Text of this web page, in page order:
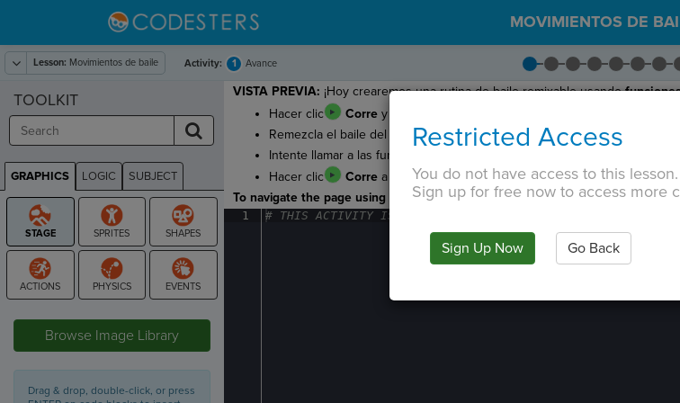
MOVIMIENTOS DE
Lesson: Movimientos de baile Activity: 1 Avance
VISTA PREVIA: ¡Hoy crearemos una rutina de baile remixable usando
Hacer clic
Correy mira cómo baila el gatito.
Remezcla el baile del gatito cambiando las líneas que llaman a las
Intente llamar a las funciones en un orden diferente o llame a algunas
Hacer clic
Correa ver tu remix. Luego haga clic Enviary
To navigate the page using the TAB key, first press ESC to exit the code editor.
1 #· THIS ·ACTIVITY· IS
TOOLKIT
GRAPHICS LOGIC SUBJECT
GRAPHICS
Browse Image Library
Drag & drop, double-click, or press
Restricted Access
You do not have access to this lesson.
Sign up for free now to access more
Sign Up Now Go Back